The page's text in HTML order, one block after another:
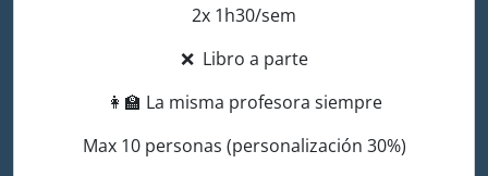
2x 1h30/sem
❌Libro a parte
👩‍🏫 La misma profesora siempre
Max 10 personas (personalización 30%)